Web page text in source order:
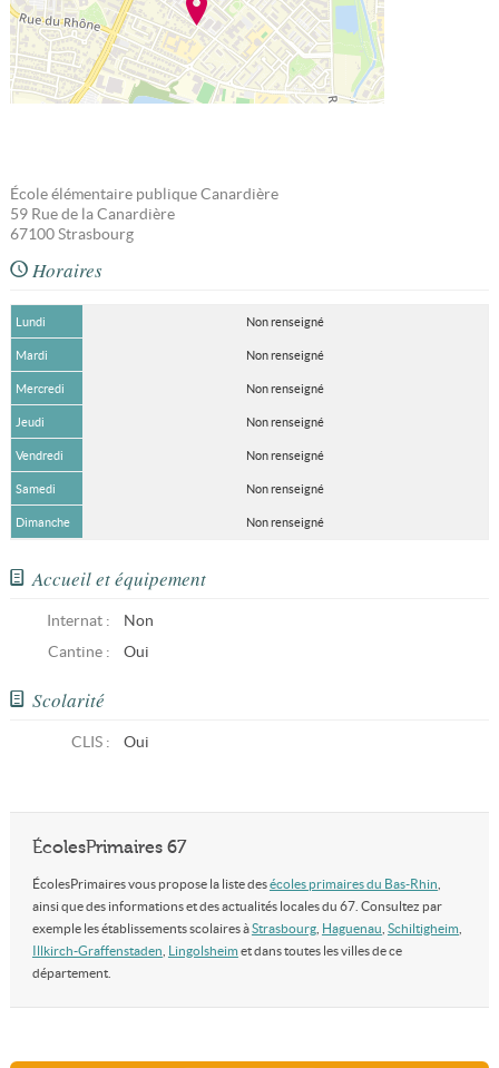
École élémentaire publique Canardière
59 Rue de la Canardière
67100 Strasbourg
Horaires
Lundi Non renseigné
Mardi Non renseigné
Mercredi Non renseigné
Jeudi Non renseigné
Vendredi Non renseigné
Samedi Non renseigné
Dimanche Non renseigné
Accueil et équipement
Internat :
Non
Cantine :
Oui
Scolarité
CLIS: Oui
ÉcolesPrimaires 67
ÉcolesPrimaires vous propose la liste desécoles primaires du Bas-Rhin
ainsi que des informations et des actualités locales du 67. Consultez par
exemple les établissements scolaires àStrasbourg, Haguenau Schiltigheim
Illkirch-Graffenstaden Lingolsheim et dans toutes les villes de ce
département.